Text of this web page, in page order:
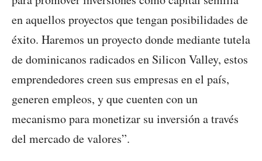
en aquellos proyectos que tengan posibilidades de
éxito. Haremos un proyecto donde mediante tutela
de dominicanos radicados en Silicon Valley, estos
emprendedores creen sus empresas en el país,
generen empleos, y que cuenten con un
mecanismo para monetizar su inversión a través
del mercado de valores”.